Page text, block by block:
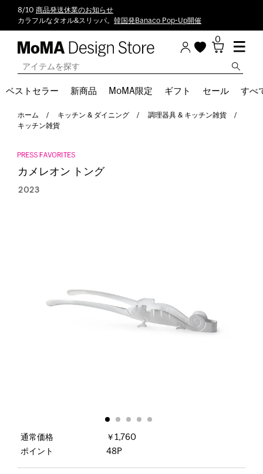
8/10 商品発送休業のお知らせ
カラフルなタオル&スリッパ。 韓国発Banaco Pop-Up開催
0
ベストセラー 新商品 MoMA限定 ギフト セール すべ
ホーム キッチン & ダイニング
調理器具 & キッチン雑貨
キッチン雑貨
カメレオン トング
2023
通常価格
￥1,760
ポイント
48P